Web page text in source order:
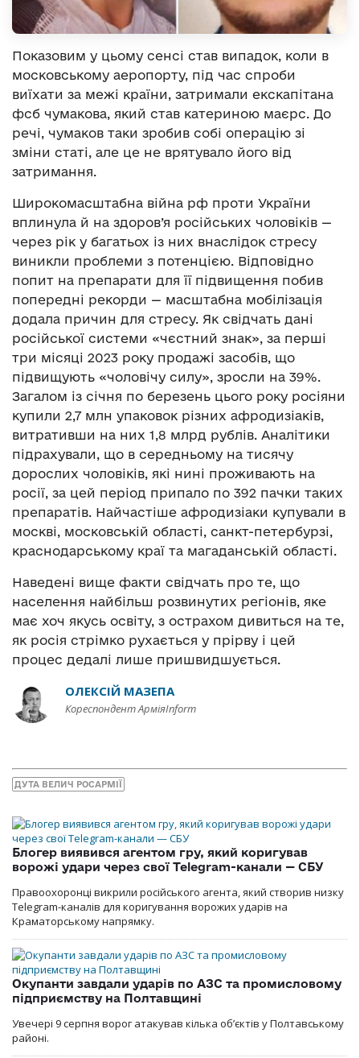
Показовим у цьому сенсі став випадок, коли в
московському аеропорту, під час спроби
виїхати за межі країни, затримали екскапітана
фсб чумакова, який став катериною маєрс. До
речі, чумаков таки зробив собі операцію зі
зміни статі, але це не врятувало його від
затримання.
Широкомасштабна війна рф проти України
вплинула й на здоров’я російських чоловіків —
через рік у багатьох із них внаслідок стресу
виникли проблеми з потенцією. Відповідно
попит на препарати для її підвищення побив
попередні рекорди — масштабна мобілізація
додала причин для стресу. Як свідчать дані
російської системи «чєстний знак», за перші
три місяці 2023 року продажі засобів, що
підвищують «чоловічу силу», зросли на 39%.
Загалом із січня по березень цього року росіяни
купили 2,7 млн упаковок різних афродизіаків,
витративши на них 1,8 млрд рублів. Аналітики
підрахували, що в середньому на тисячу
дорослих чоловіків, які нині проживають на
росії, за цей період припало по 392 пачки таких
препаратів. Найчастіше афродизіаки купували в
москві, московській області, санкт-петербурзі,
краснодарському краї та магаданській області.
Наведені вище факти свідчать про те, що
населення найбільш розвинутих регіонів, яке
має хоч якусь освіту, з острахом дивиться на те,
як росія стрімко рухається у прірву і цей
процес дедалі лише пришвидшується.
ОЛЕКСІЙ МАЗЕПА
Кореспондент АрміяInform
ДУТА ВЕЛИЧ РОСАРМІЇ
Блогер виявився агентом гру, який коригував
ворожі удари через свої Telegram-канали — СБУ
Правоохоронці викрили російського агента, який створив низку
Telegram-каналів для коригування ворожих ударів на
Краматорському напрямку.
Окупанти завдали ударів по АЗС та промисловому
підприємству на Полтавщині
Увечері 9 серпня ворог атакував кілька обʼєктів у Полтавському
районі.